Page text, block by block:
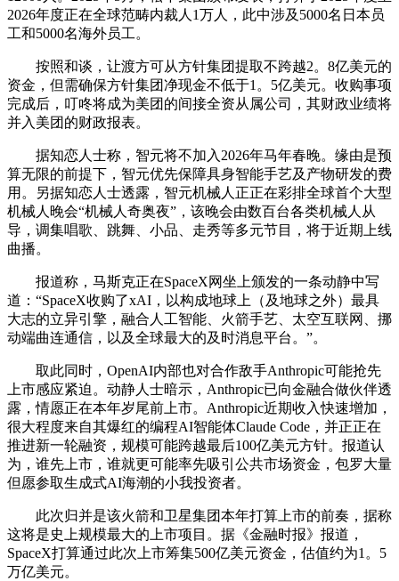
2026年度正在全球范畴内裁人1万人，此中涉及5000名日本员
工和5000名海外员工。
按照和谈，让渡方可从方针集团提取不跨越2。8亿美元的
资金，但需确保方针集团净现金不低于1。5亿美元。收购事项
完成后，叮咚将成为美团的间接全资从属公司，其财政业绩将
并入美团的财政报表。
据知恋人士称，智元将不加入2026年马年春晚。缘由是预
算无限的前提下，智元优先保障具身智能手艺及产物研发的费
用。另据知恋人士透露，智元机械人正正在彩排全球首个大型
机械人晚会“机械人奇奥夜”，该晚会由数百台各类机械人从
导，调集唱歌、跳舞、小品、走秀等多元节目，将于近期上线
曲播。
报道称，马斯克正在SpaceX网坐上颁发的一条动静中写
道：“SpaceX收购了xAI，以构成地球上（及地球之外）最具
大志的立异引擎，融合人工智能、火箭手艺、太空互联网、挪
动端曲连通信，以及全球最大的及时消息平台。”。
取此同时，OpenAI内部也对合作敌手Anthropic可能抢先
上市感应紧迫。动静人士暗示，Anthropic已向金融合做伙伴透
露，情愿正在本年岁尾前上市。Anthropic近期收入快速增加，
很大程度来自其爆红的编程AI智能体Claude Code，并正正在
推进新一轮融资，规模可能跨越最后100亿美元方针。报道认
为，谁先上市，谁就更可能率先吸引公共市场资金，包罗大量
但愿参取生成式AI海潮的小我投资者。
此次归并是该火箭和卫星集团本年打算上市的前奏，据称
这将是史上规模最大的上市项目。据《金融时报》报道，
SpaceX打算通过此次上市筹集500亿美元资金，估值约为1。5
万亿美元。